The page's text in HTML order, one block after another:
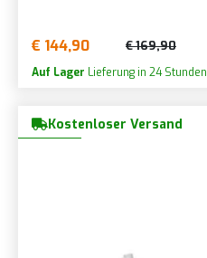
€ 144,90 € 169,90
Auf Lager Lieferung in 24 Stunden
Kostenloser Versand